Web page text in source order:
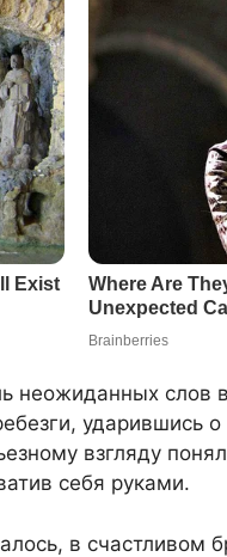
неожиданных слов
ударившись
взгляду
себя руками.
в счастливом